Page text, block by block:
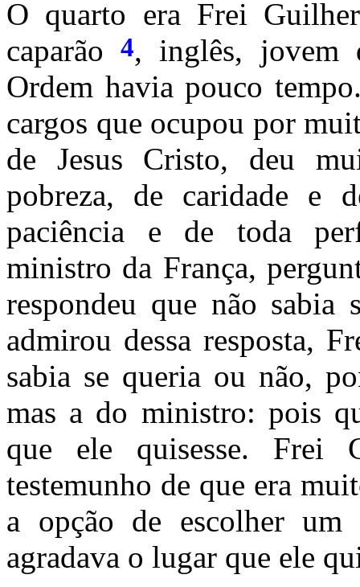
O quarto era Frei
caparão4, inglês, jovem
Ordem havia pouco
cargos que ocupou por
de Jesus Cristo, deu
pobreza, de caridade e
paciência e de toda
ministro da França,
respondeu que não
admirou dessa resposta,
sabia se queria ou não,
mas a do ministro: pois
que ele quisesse. Frei
testemunho de que era
a opção de escolher
agradava o lugar que ele